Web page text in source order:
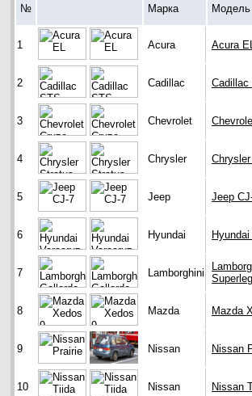
№ Марка Модель
1 Acura Acura
2 Cadillac Cadillac
3 Chevrolet
4 Chrysler
5 Jeep Jeep
6 Hyundai
7 Lamborghini
8 Mazda Mazda
9 Nissan Nissan
10 Nissan Nissan